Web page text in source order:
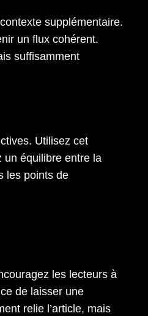
supplémentaire.
un flux cohérent.
suffisamment
Utilisez cet
un équilibre entre la
les points de
les lecteurs à
de laisser une
relie l’article, mais